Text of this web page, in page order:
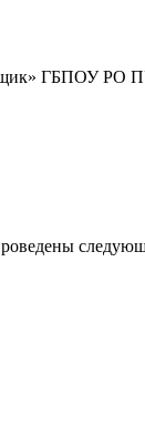
ГБПОУ